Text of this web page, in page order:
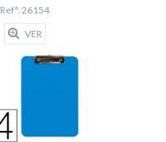
Refª: 26154
VER